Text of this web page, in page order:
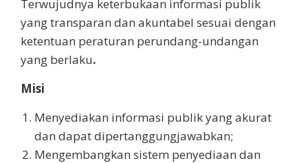
Terwujudnya keterbukaan informasi publik
yang transparan dan akuntabel sesuai dengan
ketentuan peraturan perundang-undangan
yang berlaku.
Misi
Menyediakan informasi publik yang akurat
dan dapat dipertanggungjawabkan;
Mengembangkan sistem penyediaan dan